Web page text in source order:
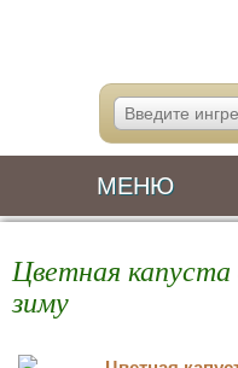
МЕНЮ
Цветная
зиму